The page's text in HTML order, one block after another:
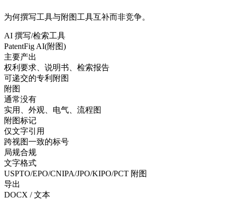
为何撰写工具与附图工具互补而非竞争。
AI 撰写/检索工具
PatentFig AI(附图)
主要产出
权利要求、说明书、检索报告
可递交的专利附图
附图
通常没有
实用、外观、电气、流程图
附图标记
仅文字引用
跨视图一致的标号
局规合规
文字格式
USPTO/EPO/CNIPA/JPO/KIPO/PCT 附图
导出
DOCX / 文本